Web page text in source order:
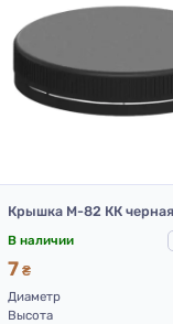
В наличии
7 ₴
Диаметр
Высота